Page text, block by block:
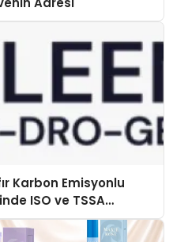
Karbon Emisyonlu
ISO ve TSSA